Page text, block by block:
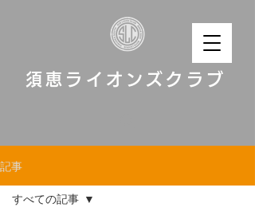
須恵ライオンズクラブ
記事
すべての記事